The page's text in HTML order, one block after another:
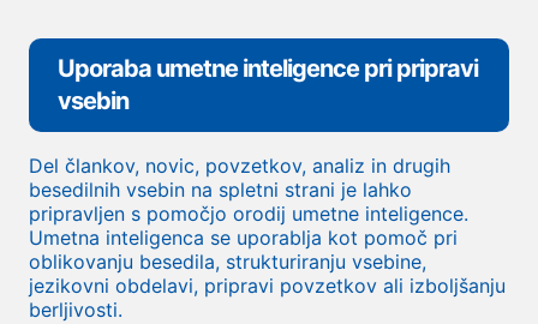
Uporaba umetne inteligence pri pripravi
vsebin
Del člankov, novic, povzetkov, analiz in drugih
besedilnih vsebin na spletni strani je lahko
pripravljen s pomočjo orodij umetne inteligence.
Umetna inteligenca se uporablja kot pomoč pri
oblikovanju besedila, strukturiranju vsebine,
jezikovni obdelavi, pripravi povzetkov ali izboljšanju
berljivosti.